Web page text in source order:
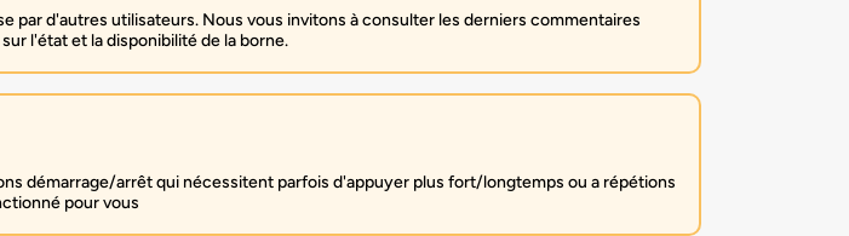
d'autres utilisateurs. Nous vous invitons à consulter les derniers commentaires
l'état et la disponibilité de la borne.
démarrage/arrêt qui nécessitent parfois d'appuyer plus fort/longtemps ou a répétions
pour vous